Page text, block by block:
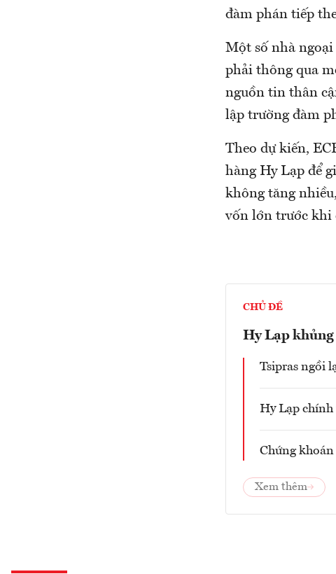
đàm phán tiếp
Một số nhà
phải thông qua
nguồn tin thân
lập trường đàm
Theo dự kiến,
hàng Hy Lạp để
không tăng
vốn lớn trước khi
CHỦ ĐỀ
Hy Lạp khủng
Tsipras ngồi
Hy Lạp
Chứng khoán
Xem thêm